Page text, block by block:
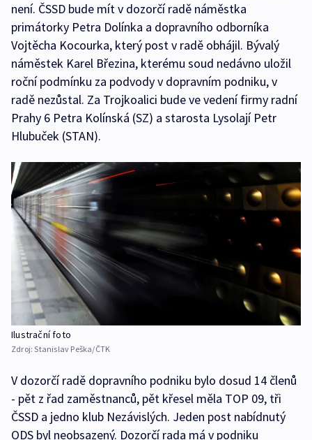
není. ČSSD bude mít v dozorčí radě náměstka
primátorky Petra Dolínka a dopravního odborníka
Vojtěcha Kocourka, který post v radě obhájil. Bývalý
náměstek Karel Březina, kterému soud nedávno uložil
roční podmínku za podvody v dopravním podniku, v
radě nezůstal. Za Trojkoalici bude ve vedení firmy radní
Prahy 6 Petra Kolínská (SZ) a starosta Lysolají Petr
Hlubuček (STAN).
Ilustrační foto
Zdroj:Stanislav Peška/ČTK
V dozorčí radě dopravního podniku bylo dosud 14 členů
- pět z řad zaměstnanců, pět křesel měla TOP 09, tři
ČSSD a jedno klub Nezávislých. Jeden post nabídnutý
ODS byl neobsazený. Dozorčí rada má v podniku